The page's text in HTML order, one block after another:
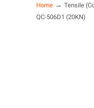
Home → Tensile
QC-506D1 (20KN)